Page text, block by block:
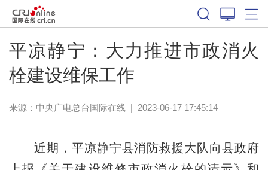
平凉静宁：大力推进市政消火
栓建设维保工作
来源：中央广电总台国际在线| 2023-06-17 17:45:14
近期，平凉静宁县消防救援大队向县政府